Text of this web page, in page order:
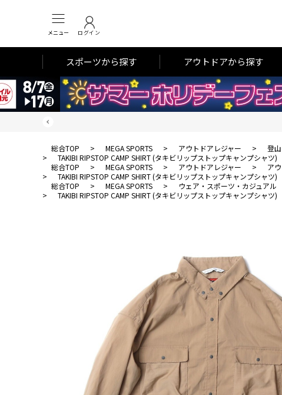
メニュー ログイン
スポーツから探す アウトドアから探す
総合TOP > MEGA SPORTS > アウトドアレジャー > 登
>
TAKIBI RIPSTOP CAMP SHIRT (タキビリップストップキャンプシャツ)
総合TOP
> MEGA SPORTS > アウトドアレジャー > ア
>
TAKIBI RIPSTOP CAMP SHIRT (タキビリップストップキャンプシャツ)
総合TOP
> MEGA SPORTS > ウェア・スポーツ・カジュアル
>
TAKIBI RIPSTOP CAMP SHIRT (タキビリップストップキャンプシャツ)